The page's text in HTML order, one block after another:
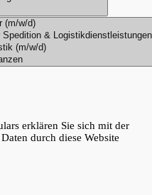
erklären Sie sich mit der
durch diese Website